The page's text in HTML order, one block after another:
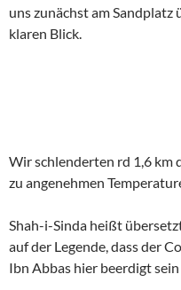
uns zunächst am Sandplatz
klaren Blick.
Wir schlenderten rd 1,6 km
zu angenehmen
Shah-i-Sinda heißt
auf der Legende, dass der
Ibn Abbas hier beerdigt